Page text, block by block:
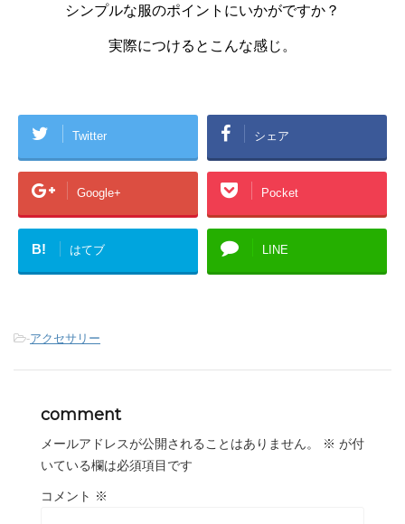
シンプルな服のポイントにいかがですか？
実際につけるとこんな感じ。
Twitter シェア
Google+ Pocket
B! はてブ LINE
-アクセサリー
comment
メールアドレスが公開されることはありません。 ※ が付
いている欄は必須項目です
コメント ※